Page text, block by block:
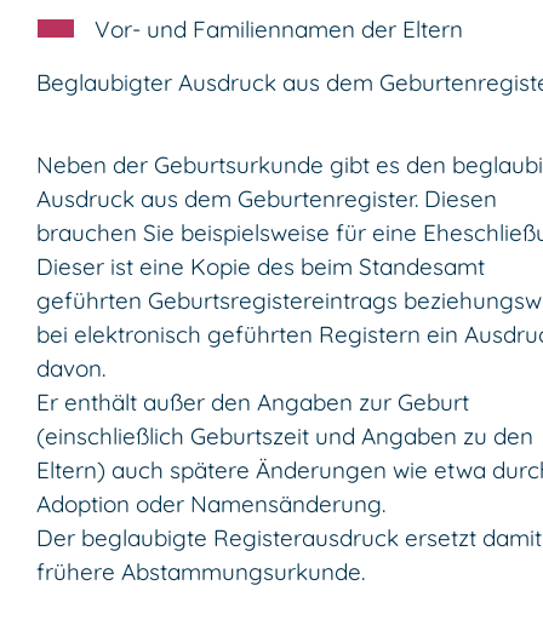
Vor- und Familiennamen der Eltern
Beglaubigter Ausdruck aus dem
Neben der Geburtsurkunde gibt es den
Ausdruck aus dem Geburtenregister. Diesen
brauchen Sie beispielsweise für eine
Dieser ist eine Kopie des beim Standesamt
geführten Geburtsregistereintrags
bei elektronisch geführten Registern ein
davon.
Er enthält außer den Angaben zur Geburt
(einschließlich Geburtszeit und Angaben zu den
Eltern) auch spätere Änderungen wie etwa
Adoption oder Namensänderung.
Der beglaubigte Registerausdruck ersetzt
frühere Abstammungsurkunde.